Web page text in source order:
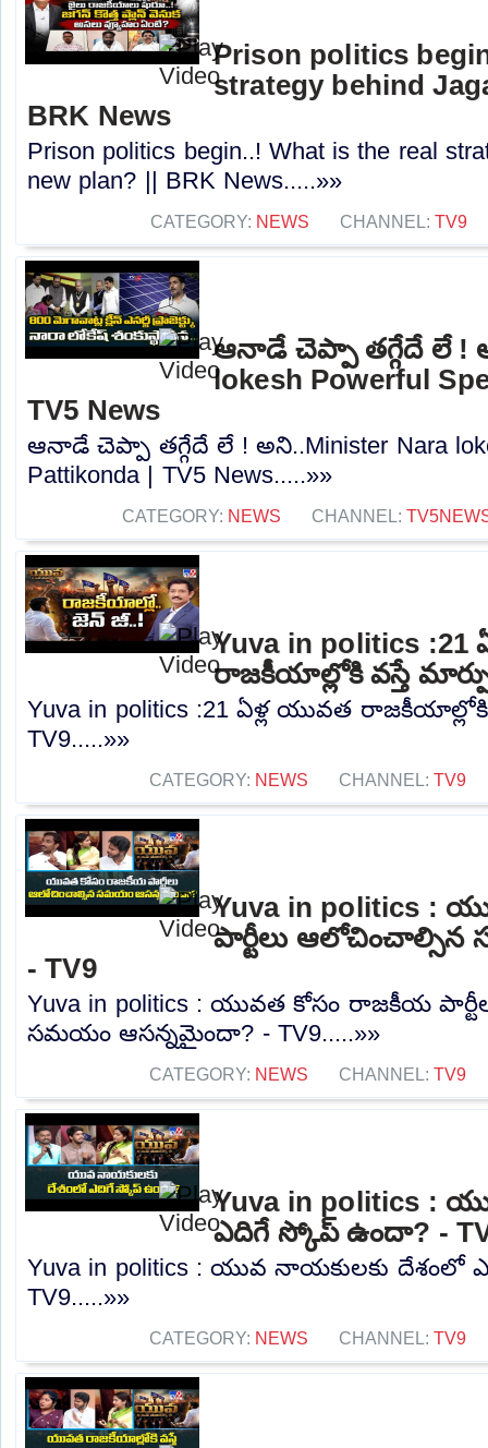
Prison politics
strategy behind
BRK News
Prison politics begin..! What is the real
new plan? || BRK News.....»»
CATEGORY: NEWS CHANNEL: TV9
ఆనాడే చెప్పా తగ్గేదే లే !
lokesh Powerful
TV5 News
ఆనాడే చెప్పా తగ్గేదే లే ! అని..Minister Nara
Pattikonda | TV5 News.....»»
CATEGORY: NEWS CHANNEL:
Yuva in politics :21
రాజకీయాల్లోకి వస్తే మార్పు
Yuva in politics :21 ఏళ్ల యువత రాజకీయాల్లోకి
TV9.....»»
CATEGORY: NEWS CHANNEL: TV9
Yuva in politics :
పార్టీలు
- TV9
Yuva in politics : యువత కోసం రాజకీయ
సమయం ఆసన్నమైందా? - TV9.....»»
CATEGORY: NEWS CHANNEL: TV9
Yuva in politics :
ఎదిగే స్కోప్ ఉందా? -
Yuva in politics : యువ నాయకులకు దేశంలో
TV9.....»»
CATEGORY: NEWS CHANNEL: TV9